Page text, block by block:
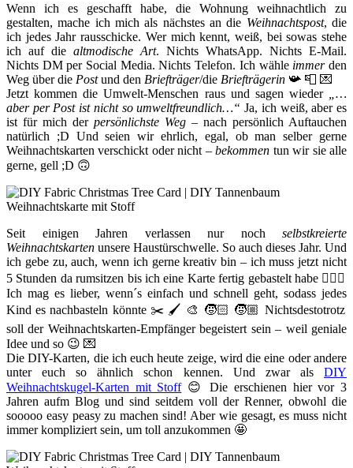
Wenn ich es geschafft habe, die Wohnung weihnachtlich zu
gestalten, mache ich mich als nächstes an die Weihnachtspost, die
ich jedes Jahr rausschicke. Wer mich kennt, weiß, bei sowas stehe
ich auf die altmodische Art. Nichts WhatsApp. Nichts E-Mail.
Nichts DM per Social Media. Nichts Telefon. Ich wähle immerden
Weg über die Postund den Briefträger/die Briefträgerin 📯 📮 💌
Jetzt kommen die Umwelt-Menschen raus und sagen wieder
„…
aber per Post ist nicht so umweltfreundlich…“ Ja, ich weiß, aber es
ist für mich der persönlichste Weg – nach persönlich Auftauchen
natürlich ;D Und seien wir ehrlich, egal, ob man selber gerne
Weihnachtskarten verschickt oder nicht –bekommen tun wir sie alle
gerne, gell ;D 🙃
Seit einigen Jahren verlassen nur noch selbstkreierte
Weihnachtskarten unsere Haustürschwelle. So auch dieses Jahr. Und
ich gebe zu, auch, wenn ich gerne kreativ bin – ich muss jetzt nicht
5 Stunden da rumsitzen bis ich eine Karte fertig gebastelt habe 🤷🏻‍♀️
Ich mag es lieber, wenn´s einfach und schnell geht, sodass jedes
Kind es nachbasteln könnte ✂️ 🖌 🎨 🧒🏻 🧒🏼 Nichtsdestotrotz
soll der Weihnachtskarten-Empfänger begeistert sein – weil geniale
Idee und so 😉 💌
Die DIY-Karten, die ich euch heute zeige, wird die eine oder andere
unter euch so ähnlich schon kennen. Und zwar als DIY
Weihnachtskugel-Karten mit Stoff😊 Die erschienen hier vor 3
Jahren aufm Blog und sind seitdem voll der Renner, obwohl die
sooooo easy peasy zu machen sind! Aber wie gesagt, es muss nicht
immer kompliziert sein, um toll anzukommen 🤩